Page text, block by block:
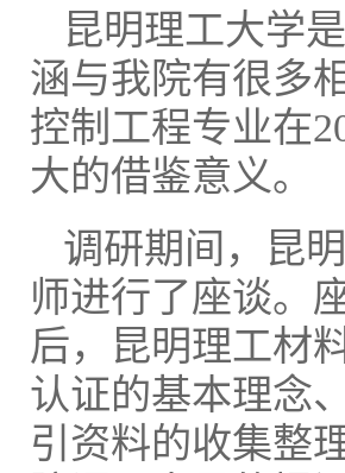
昆明理工大学
涵与我院有很多
控制工程专业在
大的借鉴意义。
调研期间，昆
师进行了座谈。
后，昆明理工材
认证的基本理念
引资料的收集整